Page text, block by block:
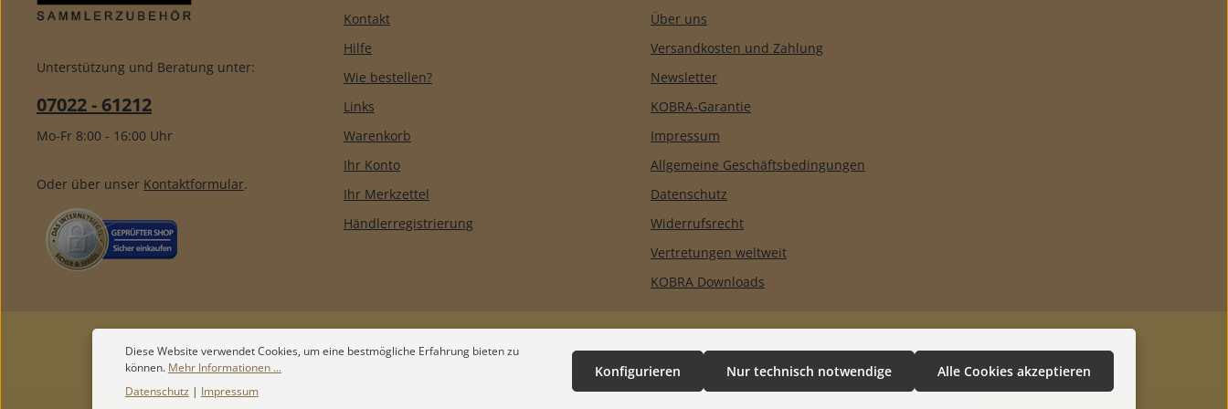
Unterstützung und Beratung unter:
07022 - 61212
Mo-Fr 8:00 - 16:00 Uhr
Oder über unser Kontaktformular.
Kontakt
Hilfe
Wie bestellen?
Links
Warenkorb
Ihr Konto
Ihr Merkzettel
Händlerregistrierung
Über uns
Versandkosten und Zahlung
Newsletter
KOBRA-Garantie
Impressum
Allgemeine Geschäftsbedingungen
Datenschutz
Widerrufsrecht
Vertretungen weltweit
KOBRA Downloads
Diese Website verwendet Cookies, um eine bestmögliche Erfahrung bieten zu
können. Mehr Informationen ...
Datenschutz | Impressum
Nur technisch notwendige
Konfigurieren Alle Cookies akzeptieren